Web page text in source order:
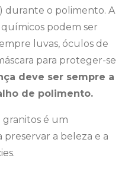
durante o polimento. A
podem ser
luvas, óculos de
para proteger-se
deve ser sempre a
de polimento.
é um
a beleza e a